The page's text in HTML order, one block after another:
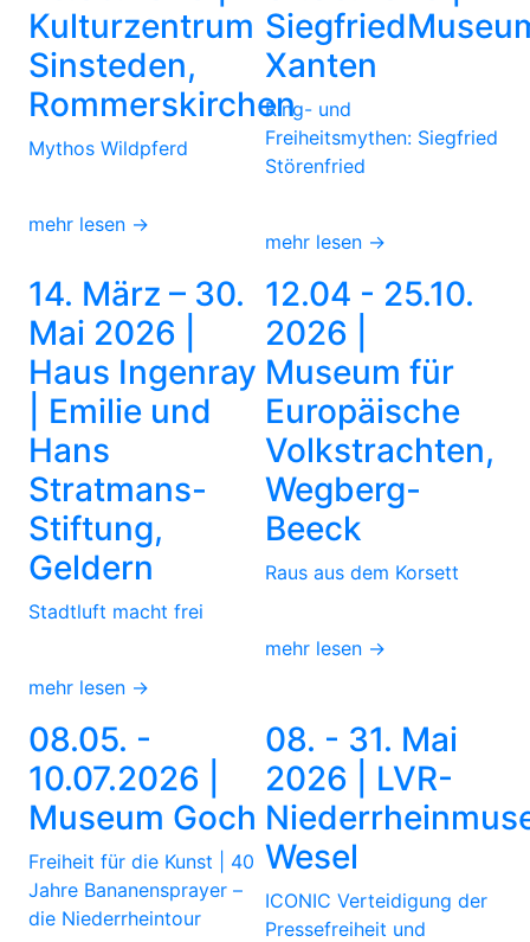
Kulturzentrum
Sinsteden,
Rommerskirchen
Mythos Wildpferd
mehr lesen →
Xanten
Ring- und
Freiheitsmythen: Siegfried
Störenfried
mehr lesen →
14. März – 30.
Mai 2026 |
Haus Ingenray
| Emilie und
Hans
Stratmans-
Stiftung,
Geldern
Stadtluft macht frei
mehr lesen →
12.04 - 25.10.
2026 |
Museum für
Europäische
Volkstrachten,
Wegberg-
Beeck
Raus aus dem Korsett
mehr lesen →
08.05. -
10.07.2026 |
Museum Goch
Freiheit für die Kunst | 40
Jahre Bananensprayer –
die Niederrheintour
08. - 31. Mai
2026 | LVR-
Wesel
ICONIC Verteidigung der
Pressefreiheit und